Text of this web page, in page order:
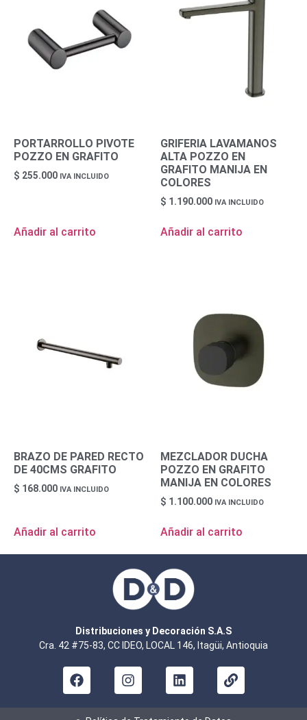
PORTARROLLO PIVOTE
POZZO EN GRAFITO
$ 255.000 IVA INCLUIDO
Añadir al carrito
GRIFERIA LAVAMANOS
ALTA POZZO EN
GRAFITO MANIJA EN
COLORES
$ 1.190.000 IVA INCLUIDO
Añadir al carrito
BRAZO DE PARED RECTO
DE 40CMS GRAFITO
$ 168.000 IVA INCLUIDO
Añadir al carrito
MEZCLADOR DUCHA
POZZO EN GRAFITO
MANIJA EN COLORES
$ 1.100.000 IVA INCLUIDO
Añadir al carrito
Distribuciones y Decoración S.A.S
Cra. 42 #75-83, CC IDEO, LOCAL 146, Itagüi, Antioquia